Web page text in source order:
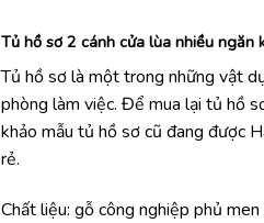
Tủ hồ sơ 2 cánh cửa lùa nhiều ngăn
Tủ hồ sơ là một trong những vật
phòng làm việc. Để mua lại tủ hồ
khảo mẫu tủ hồ sơ cũ đang được
rẻ.
Chất liệu: gỗ công nghiệp phủ